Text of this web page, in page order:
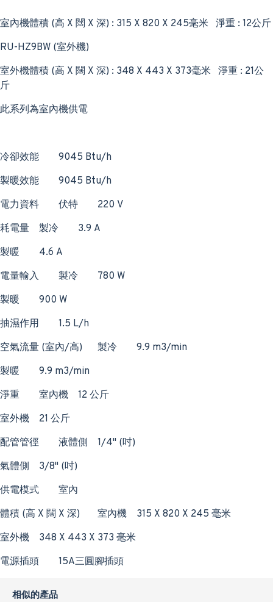
室內機體積 (高 X 闊 X 深) : 315 X 820 X 245毫米 淨重 : 12公斤
RU-HZ9BW (室外機)
室外機體積 (高 X 闊 X 深) : 348 X 443 X 373毫米 淨重 : 21公
斤
此系列為室內機供電
冷卻效能
9045 Btu/h
製暖效能
9045 Btu/h
電力資料
伏特
220 V
耗電量
製冷
3.9 A
製暖
4.6 A
電量輸入
製冷
780 W
製暖
900 W
抽濕作用
1.5 L/h
空氣流量 (室內/高)
製冷
9.9 m3/min
製暖
9.9 m3/min
淨重
室內機
12 公斤
室外機
21 公斤
配管管徑
液體側
1/4" (吋)
氣體側
3/8" (吋)
供電模式
室內
體積 (高 X 闊 X 深)
室內機
315 X 820 X 245 毫米
室外機
348 X 443 X 373 毫米
電源插頭
15A三圓腳插頭
相似的產品